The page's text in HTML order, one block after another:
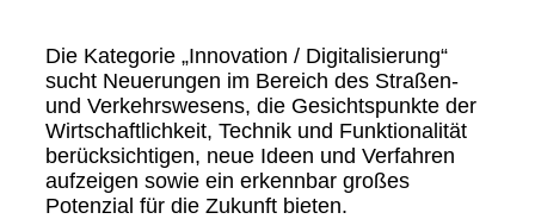
Die Kategorie „Innovation / Digitalisierung“
sucht Neuerungen im Bereich des Straßen-
und Verkehrswesens, die Gesichtspunkte der
Wirtschaftlichkeit, Technik und Funktionalität
berücksichtigen, neue Ideen und Verfahren
aufzeigen sowie ein erkennbar großes
Potenzial für die Zukunft bieten.